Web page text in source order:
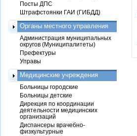
Посты ДПС
Штрафстоянки ГАИ (ГИБДД)
Органы местного управления
Администрация муниципальных
округов (Муниципалитеты)
Префектуры
Управы
Медицинские учреждения
Больницы городские
Больницы детские
Дирекция по координации
деятельности медицинских
организаций
Диспансеры врачебно-
физкультурные